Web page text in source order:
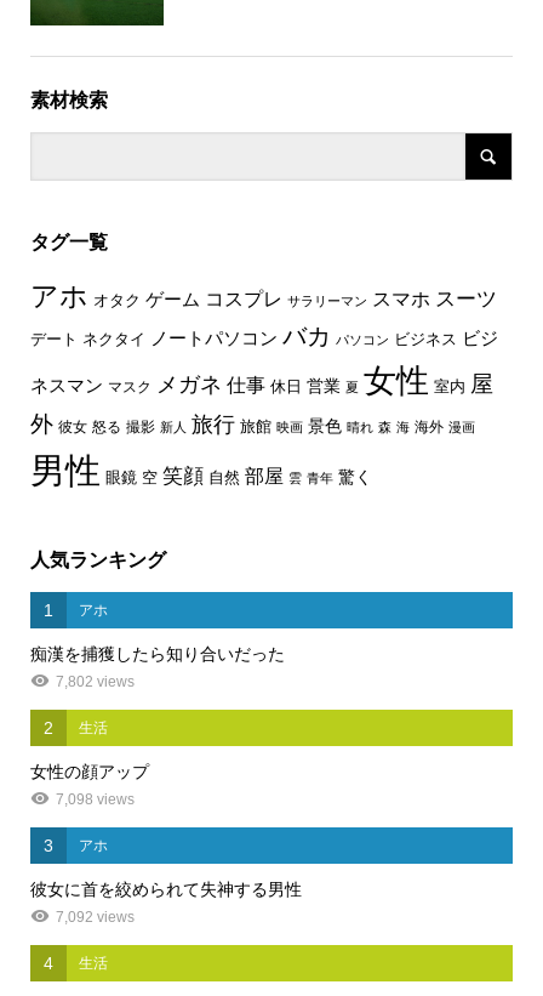
素材検索
タグ一覧
アホ オタク ゲーム コスプレ サラリーマン スマホ スーツ
デート ネクタイ ノートパソコン バカ パソコン ビジネス ビジ
ネスマン マスク メガネ 仕事 休日 営業 夏 女性 室内 屋
外 彼女 怒る 撮影 新人 旅行 旅館 映画 景色 晴れ 森 海 海外 漫画
男性 眼鏡 空 笑顔 自然 部屋 雲 青年 驚く
人気ランキング
1 アホ
痴漢を捕獲したら知り合いだった
7,802 views
2 生活
女性の顔アップ
7,098 views
3 アホ
彼女に首を絞められて失神する男性
7,092 views
4 生活